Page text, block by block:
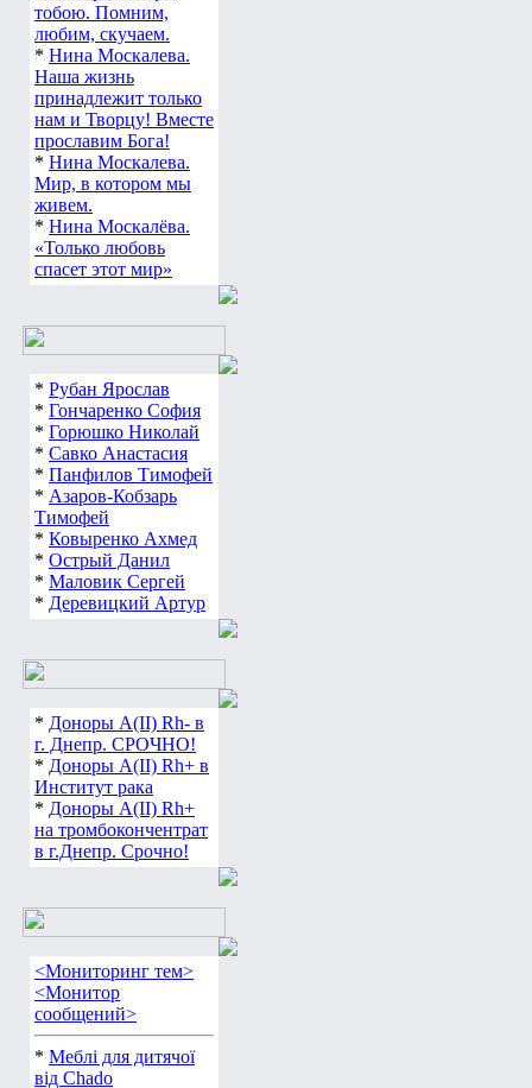
тобою. Помним,
любим, скучаем.
* Нина Москалева.
Наша жизнь
принадлежит только
нам и Творцу! Вместе
прославим Бога!
* Нина Москалева.
Мир, в котором мы
живем.
* Нина Москалёва.
«Только любовь
спасет этот мир»
* Рубан Ярослав
* Гончаренко София
* Горюшко Николай
* Савко Анастасия
* Панфилов Тимофей
* Азаров-Кобзарь
Тимофей
* Ковыренко Ахмед
* Острый Данил
* Маловик Сергей
* Деревицкий Артур
* Доноры А(ІІ) Rh- в
г. Днепр. СРОЧНО!
* Доноры А(ІІ) Rh+ в
Институт рака
* Доноры А(ІІ) Rh+
на тромбокончентрат
в г.Днепр. Срочно!
<Мониторинг тем>
<Монитор
сообщений>
* Меблі для дитячої
від Chado